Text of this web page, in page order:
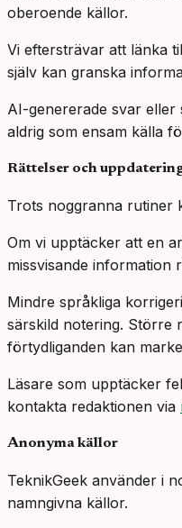
oberoende källor.
Vi eftersträvar att länka
själv kan granska
AI-genererade svar eller
aldrig som ensam källa
Rättelser och
Trots noggranna rutiner
Om vi upptäcker att en
missvisande information
Mindre språkliga
särskild notering. Större
förtydliganden kan
Läsare som upptäcker
kontakta redaktionen via
Anonyma källor
TeknikGeek använder i
namngivna källor.